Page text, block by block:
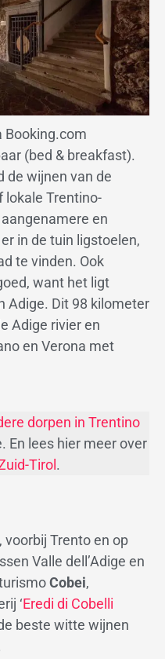
Booking.com
(bed & breakfast).
de wijnen van de
lokale Trentino-
en
in de tuin ligstoelen,
te vinden. Ook
want het ligt
Adige. Dit 98 kilometer
Adige rivier en
en Verona met
dorpen in Trentino
En lees hier meer over
Tirol.
voorbij Trento en op
Valle dell’Adige en
Cobei,
‘Eredi di Cobelli
beste witte wijnen